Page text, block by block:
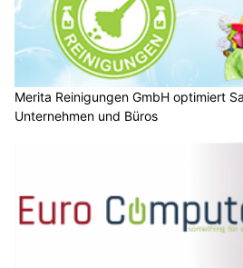
Merita Reinigungen GmbH optimiert
Unternehmen und Büros